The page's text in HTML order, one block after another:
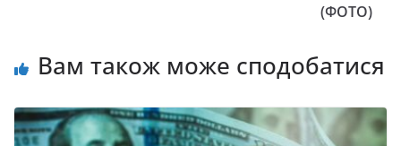
(ФОТО)
Вам також може сподобатися